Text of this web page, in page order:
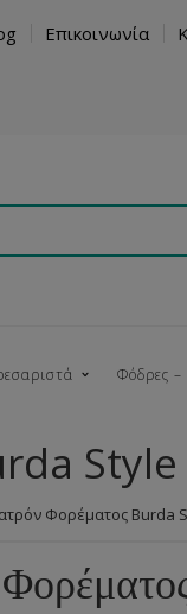
Επικοινωνία
Νήματα
Αξεσουάρ
Κορδόνια
Φόδρες
Φορέματος Burda